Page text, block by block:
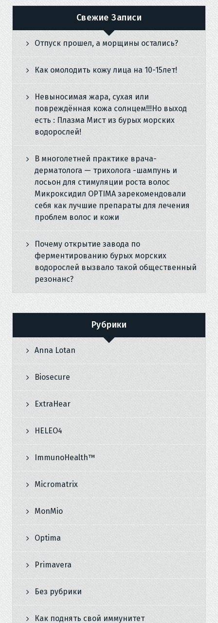
Свежие Записи
Отпуск прошел, а морщины остались?
Как омолодить кожу лица на 10-15лет!
Невыносимая жара, сухая или
повреждённая кожа солнцем!!!Но выход
есть : Плазма Мист из бурых морских
водорослей!
В многолетней практике врача-
дерматолога — трихолога -шампунь и
лосьон для стимуляции роста волос
Микроксидил OPTIMA зарекомендовали
себя как лучшие препараты для лечения
проблем волос и кожи
Почему открытие завода по
ферментированию бурых морских
водорослей вызвало такой общественный
резонанс?
Рубрики
Anna Lotan
Biosecure
ExtraHear
HELEO4
ImmunoHealth™
Micromatrix
MonMio
Optima
Primavera
Без рубрики
Как поднять свой иммунитет